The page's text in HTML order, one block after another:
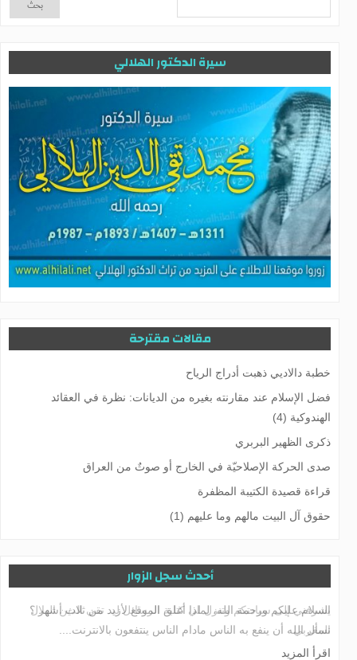
سيرة الدكتور الهلالي
مقالات مقترحة
خطبة دالاديي ذهبت أدراج الرياح
فضل الإسلام عند مقارنته بغيره من الديانات: نظرة في العقائد
الهندوكية (4)
ذكرى الظهير البربري
صدى الحركة الإصلاحيّة في الخارج ‎أو ‎صوتٌ من العراق
قراءة قصيدة الكتيبة المظفرة
حقوق آل البيت مالهم وما عليهم (1)
أحدث سجل الزوار
يشرفني إلى سيادتكم وتنزل لي كتابة الرسائل لد. تقي الدين الهلال
المغربي
اقرأ المزيد